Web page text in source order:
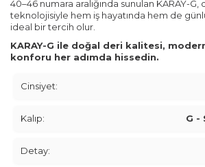
40–46 numara aralığında sunulan KARAY-
teknolojisiyle hem iş hayatında hem de
ideal bir tercih olur.
KARAY-G ile doğal deri kalitesi,
konforu her adımda hissedin.
Cinsiyet:
Kalıp: G -
Detay: